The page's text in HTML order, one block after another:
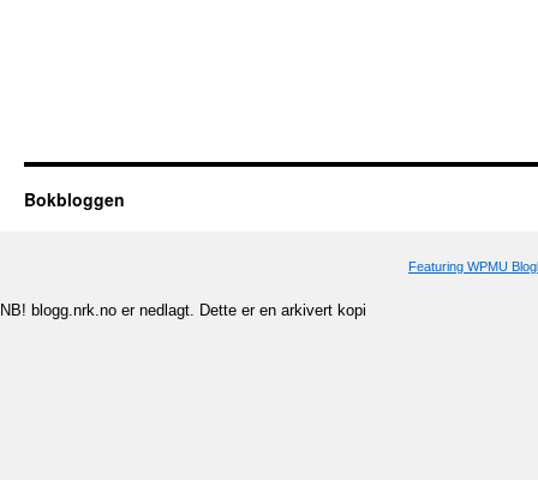
Bokbloggen
Featuring WPMU
NB! blogg.nrk.no er nedlagt. Dette er en arkivert kopi